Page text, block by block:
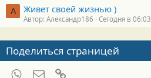
А Живет своей жизнью )
Автор: Александр186 Сегодня в 06:03
Поделиться страницей
WhatsAppЭлектронная почта